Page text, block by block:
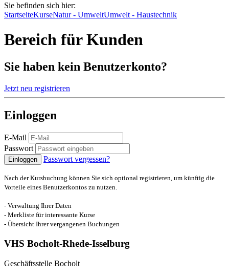
Sie befinden sich hier:
StartseiteKurseNatur - UmweltUmwelt - Haustechnik
Bereich für Kunden
Sie haben kein Benutzerkonto?
Jetzt neu registrieren
Einloggen
E-Mail
Passwort
Einloggen Passwort vergessen?
Nach der Kursbuchung können Sie sich optional registrieren, um künftig die
Vorteile eines Benutzerkontos zu nutzen.
- Verwaltung Ihrer Daten
- Merkliste für interessante Kurse
- Übersicht Ihrer vergangenen Buchungen
VHS Bocholt-Rhede-Isselburg
Geschäftsstelle Bocholt